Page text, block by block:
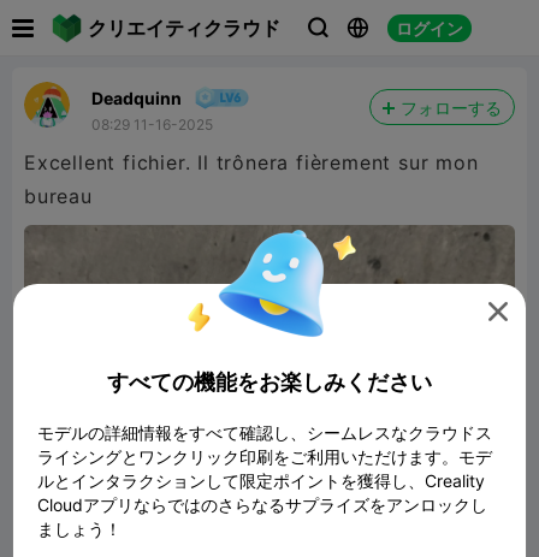
クリエイティクラウド   ログイン
Deadquinn
08:29 11-16-2025
フォローする
Excellent fichier. Il trônera fièrement sur mon
bureau

すべての機能をお楽しみください
モデルの詳細情報をすべて確認し、シームレスなクラウドス
ライシングとワンクリック印刷をご利用いただけます。モデ
ルとインタラクションして限定ポイントを獲得し、Creality
Cloudアプリならではのさらなるサプライズをアンロックし
ましょう！